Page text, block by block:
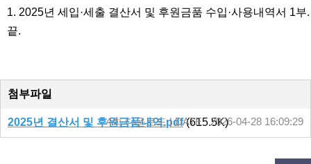
1. 2025년 세입·세출 결산서 및 후원금품 수입·사용내역서 1
끝.
첨부파일
2025년 결산서 및 후원금품내역.pdf(615.5K)
4회 다운로드 | DATE : 2026-04-28 16:09:29